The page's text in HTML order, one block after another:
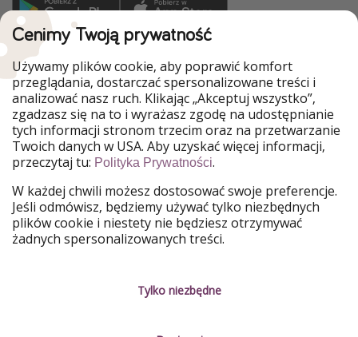
WakacyjniPiraci są częścią Grupy HolidayPirates
Nasze rynki
PiratinViaggio
HolidayPirates
VakantiePiraten
VoyagesPirates
Ferienpiraten
Urlaubspiraten
Urlaubspiraten
ViajerosPiratas
TravelPirates
Nasza grupa
HolidayPirates Group
Poznaj nas! Informacje prawne
Cenimy Twoją prywatność
Używamy plików cookie, aby poprawić komfort
przeglądania, dostarczać spersonalizowane treści i
analizować nasz ruch. Klikając „Akceptuj wszystko”,
zgadzasz się na to i wyrażasz zgodę na udostępnianie
tych informacji stronom trzecim oraz na przetwarzanie
Twoich danych w USA. Aby uzyskać więcej informacji,
przeczytaj tu: Polityka Prywatności.
W każdej chwili możesz dostosować swoje preferencje.
Jeśli odmówisz, będziemy używać tylko niezbędnych
plików cookie i niestety nie będziesz otrzymywać
żadnych spersonalizowanych treści.
Tylko niezbędne